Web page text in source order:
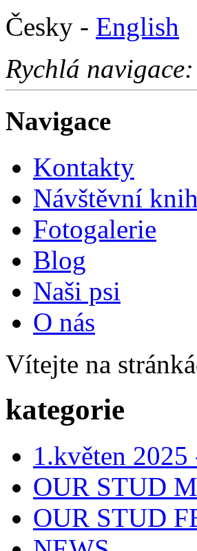
Česky - English
Rychlá navigace:
Navigace
Kontakty
Návštěvní
Fotogalerie
Blog
Naši psi
O nás
Vítejte na
kategorie
1.květen
OUR STUD
OUR STUD